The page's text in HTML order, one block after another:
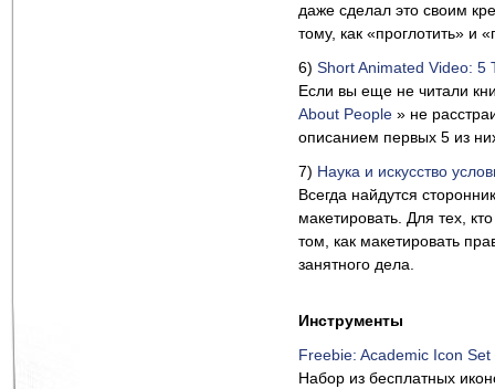
даже сделал это своим
тому, как «проглотить» и
6) Short Animated Video: 5
Если вы еще не читали
About People » не
описанием первых 5 из
7) Наука и искусство
Всегда найдутся
макетировать. Для тех,
том, как макетировать
занятного дела.
Инструменты
Freebie: Academic Icon
Набор из бесплатных